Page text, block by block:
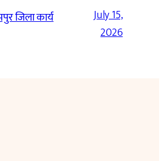
जिला कार्य
July 15,
2026